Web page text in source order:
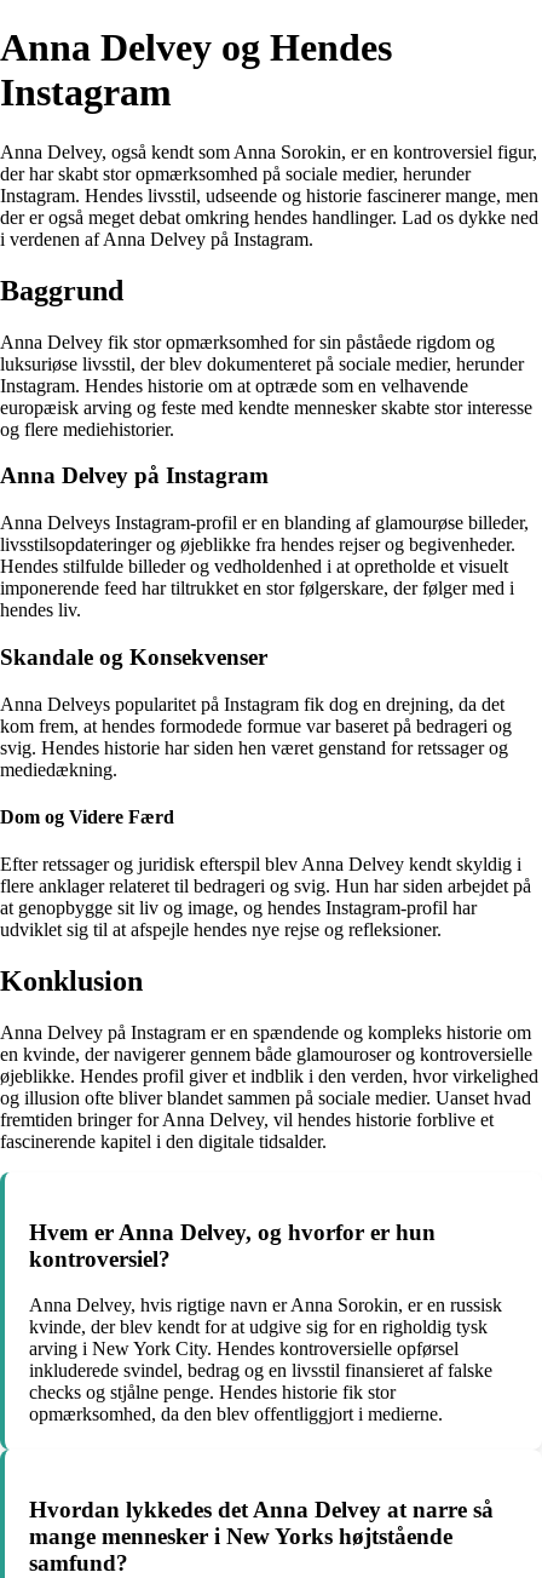
Anna Delvey og Hendes
Instagram
Anna Delvey, også kendt som Anna Sorokin, er en kontroversiel figur,
der har skabt stor opmærksomhed på sociale medier, herunder
Instagram. Hendes livsstil, udseende og historie fascinerer mange, men
der er også meget debat omkring hendes handlinger. Lad os dykke ned
i verdenen af Anna Delvey på Instagram.
Baggrund
Anna Delvey fik stor opmærksomhed for sin påståede rigdom og
luksuriøse livsstil, der blev dokumenteret på sociale medier, herunder
Instagram. Hendes historie om at optræde som en velhavende
europæisk arving og feste med kendte mennesker skabte stor interesse
og flere mediehistorier.
Anna Delvey på Instagram
Anna Delveys Instagram-profil er en blanding af glamourøse billeder,
livsstilsopdateringer og øjeblikke fra hendes rejser og begivenheder.
Hendes stilfulde billeder og vedholdenhed i at opretholde et visuelt
imponerende feed har tiltrukket en stor følgerskare, der følger med i
hendes liv.
Skandale og Konsekvenser
Anna Delveys popularitet på Instagram fik dog en drejning, da det
kom frem, at hendes formodede formue var baseret på bedrageri og
svig. Hendes historie har siden hen været genstand for retssager og
mediedækning.
Dom og Videre Færd
Efter retssager og juridisk efterspil blev Anna Delvey kendt skyldig i
flere anklager relateret til bedrageri og svig. Hun har siden arbejdet på
at genopbygge sit liv og image, og hendes Instagram-profil har
udviklet sig til at afspejle hendes nye rejse og refleksioner.
Konklusion
Anna Delvey på Instagram er en spændende og kompleks historie om
en kvinde, der navigerer gennem både glamouroser og kontroversielle
øjeblikke. Hendes profil giver et indblik i den verden, hvor virkelighed
og illusion ofte bliver blandet sammen på sociale medier. Uanset hvad
fremtiden bringer for Anna Delvey, vil hendes historie forblive et
fascinerende kapitel i den digitale tidsalder.
Hvem er Anna Delvey, og hvorfor er hun
kontroversiel?
Anna Delvey, hvis rigtige navn er Anna Sorokin, er en russisk
kvinde, der blev kendt for at udgive sig for en righoldig tysk
arving i New York City. Hendes kontroversielle opførsel
inkluderede svindel, bedrag og en livsstil finansieret af falske
checks og stjålne penge. Hendes historie fik stor
opmærksomhed, da den blev offentliggjort i medierne.
Hvordan lykkedes det Anna Delvey at narre så
mange mennesker i New Yorks højtstående
samfund?